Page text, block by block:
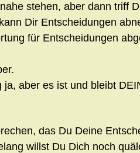
stehen, aber dann triff
Dir Entscheidungen
für Entscheidungen
ja, aber es ist und bleibt
das Du Deine
willst Du Dich noch